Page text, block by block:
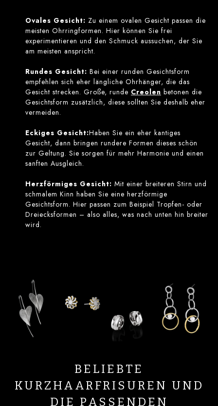
Ovales Gesicht: Zu einem ovalen Gesicht passen die
meisten Ohrringformen. Hier können Sie frei
experimentieren und den Schmuck aussuchen, der Sie
am meisten anspricht.
Rundes Gesicht: Bei einer runden Gesichtsform
empfehlen sich eher längliche Ohrhänger, die das
Gesicht strecken. Große, runde Creolen betonen die
Gesichtsform zusätzlich, diese sollten Sie deshalb eher
vermeiden.
Eckiges Gesicht:Haben Sie ein eher kantiges
Gesicht, dann bringen rundere Formen dieses schön
zur Geltung. Sie sorgen für mehr Harmonie und einen
sanften Ausgleich.
Herzförmiges Gesicht: Mit einer breiteren Stirn und
schmalem Kinn haben Sie eine herzförmige
Gesichtsform. Hier passen zum Beispiel Tropfen- oder
Dreiecksformen – also alles, was nach unten hin breiter
wird.
BELIEBTE
KURZHAARFRISUREN UND
DIE PASSENDEN